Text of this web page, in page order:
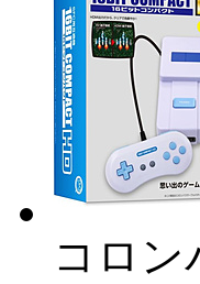
コロン